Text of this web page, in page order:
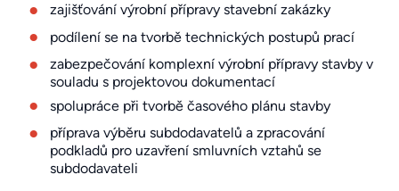
zajišťování výrobní přípravy stavební zakázky
podílení se na tvorbě technických postupů prací
zabezpečování komplexní výrobní přípravy stavby v
souladu s projektovou dokumentací
spolupráce při tvorbě časového plánu stavby
příprava výběru subdodavatelů a zpracování
podkladů pro uzavření smluvních vztahů se
subdodavateli